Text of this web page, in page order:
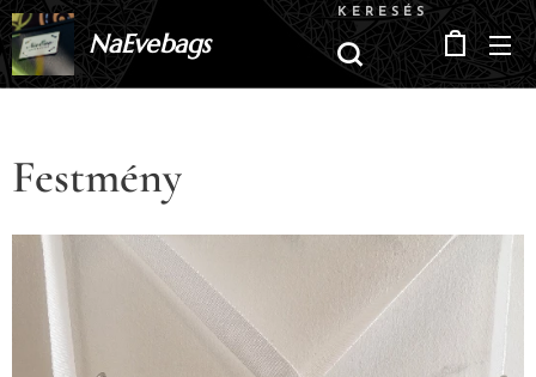
NaEvebags
KERESÉS
Festmény